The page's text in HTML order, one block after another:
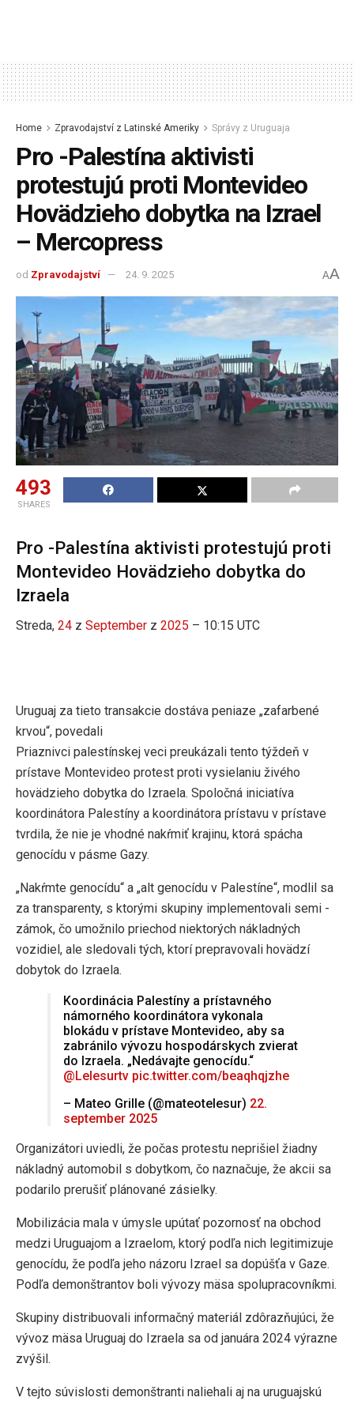
Home Zpravodajství z Latinské Ameriky Správy z Uruguaja
Pro -Palestína aktivisti
protestujú proti Montevideo
Hovädzieho dobytka na Izrael
– Mercopress
od Zpravodajství 24. 9. 2025 AA
493
SHARES
Pro -Palestína aktivisti protestujú proti
Montevideo Hovädzieho dobytka do
Izraela
Streda, 24 z September z 2025 – 10:15 UTC
Uruguaj za tieto transakcie dostáva peniaze „zafarbené
krvou“, povedali
Priaznivci palestínskej veci preukázali tento týždeň v
prístave Montevideo protest proti vysielaniu živého
hovädzieho dobytka do Izraela. Spoločná iniciatíva
koordinátora Palestíny a koordinátora prístavu v prístave
tvrdila, že nie je vhodné nakŕmiť krajinu, ktorá spácha
genocídu v pásme Gazy.
„Nakŕmte genocídu“ a „alt genocídu v Palestíne“, modlil sa
za transparenty, s ktorými skupiny implementovali semi -
zámok, čo umožnilo priechod niektorých nákladných
vozidiel, ale sledovali tých, ktorí prepravovali hovädzí
dobytok do Izraela.
Koordinácia Palestíny a prístavného
námorného koordinátora vykonala
blokádu v prístave Montevideo, aby sa
zabránilo vývozu hospodárskych zvierat
do Izraela. „Nedávajte genocídu.“
@Lelesurtv pic.twitter.com/beaqhqjzhe
– Mateo Grille (@mateotelesur) 22.
september 2025
Organizátori uviedli, že počas protestu neprišiel žiadny
nákladný automobil s dobytkom, čo naznačuje, že akcii sa
podarilo prerušiť plánované zásielky.
Mobilizácia mala v úmysle upútať pozornosť na obchod
medzi Uruguajom a Izraelom, ktorý podľa nich legitimizuje
genocídu, že podľa jeho názoru Izrael sa dopúšťa v Gaze.
Podľa demonštrantov boli vývozy mäsa spolupracovníkmi.
Skupiny distribuovali informačný materiál zdôrazňujúci, že
vývoz mäsa Uruguaj do Izraela sa od januára 2024 výrazne
zvýšil.
V tejto súvislosti demonštranti naliehali aj na uruguajskú